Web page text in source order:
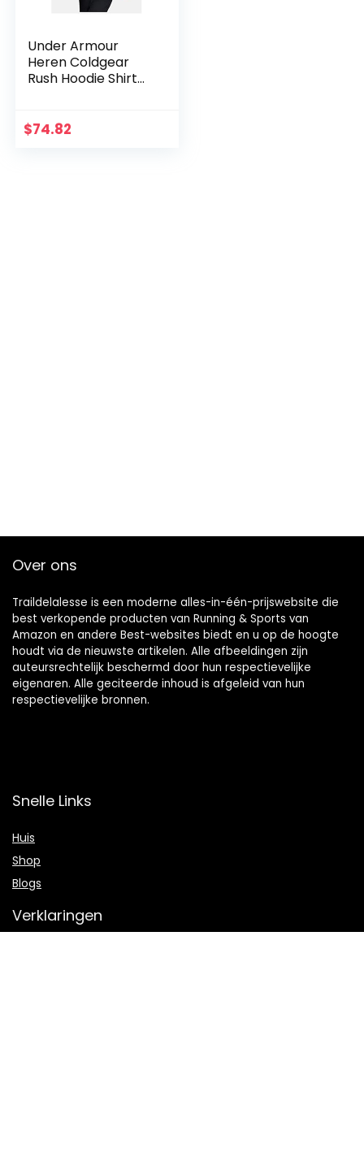
Under Armour
Heren Coldgear
Rush Hoodie Shirt
$74.82
Over ons
Traildelalesse is een moderne alles-in-één-prijswebsite die
best verkopende producten van Running & Sports van
Amazon en andere Best-websites biedt en u op de hoogte
houdt via de nieuwste artikelen. Alle afbeeldingen zijn
auteursrechtelijk beschermd door hun respectievelijke
eigenaren. Alle geciteerde inhoud is afgeleid van hun
respectievelijke bronnen.
Snelle Links
Huis
Shop
Blogs
Verklaringen